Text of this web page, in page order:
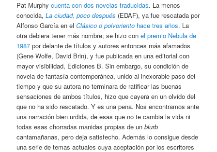
Pat Murphycuenta con dos novelas traducidas. La menos
conocida,La ciudad, poco después (EDAF), ya fue rescatada por
Alfonso García en elClásico o polvoriento hace tres años. La
otra debiera tener más nombre; se hizo conel premio Nebula de
1987 por delante de títulos y autores entonces más afamados
(Gene Wolfe, David Brin), y fue publicada en una editorial con
mayor visibilidad, Ediciones B. Sin embargo, su condición de
novela de fantasía contemporánea, unido al inexorable paso del
tiempo y que su autora no terminara de ratificar las buenas
sensaciones de ambos títulos, hizo que cayera en un olvido del
que no ha sido rescatado. Y es una pena. Nos encontramos ante
una narración bien urdida, de esas que no te cambia la vida ni
todas esas chorradas manidas propias de unblurb
cantamañanas, pero deja satisfecho. Además lo consigue desde
una serie de temas actuales cuya aceptación por los escritores